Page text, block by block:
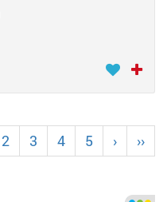
2 3 4 5 › ››